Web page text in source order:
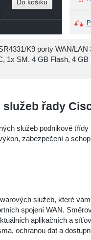
Do košíku
K9 porty WAN/LAN
1x SM. 4 GB Flash, 4
řady
služeb podnikové
zabezpečení a
služeb, které
spojení WAN.
aplikačních a
ochranou dat a